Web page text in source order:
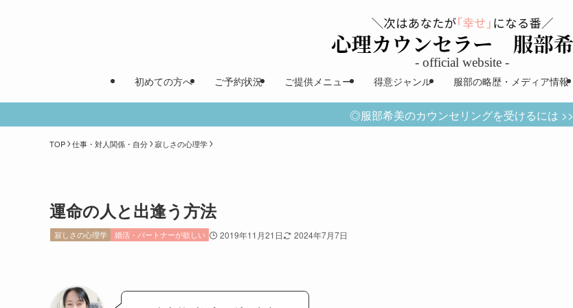
初めての方へ ご予約状況 ご提供メニュー 得意ジャンル 服部の略歴・メディア情報
◎服部希美のカウンセリングを受けるには >>
TOP 仕事・対人関係・自分 寂しさの心理学
運命の人と出逢う方法
寂しさの心理学 婚活・パートナーが欲しい 2019年11月21日 2024年7月7日